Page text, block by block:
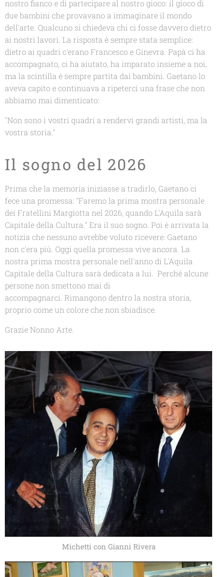
nostro fianco e di partecipare al nostro gioco: il gioco di
due bambini che provavano a immaginare il mondo
dell'arte. Qualcuno si chiedeva chi ci fosse davvero dietro
ai nostri lavori. La risposta è sempre stata semplice:
dietro ai quadri c'erano Francesco e Ginevra. Papà ci ha
accompagnato, ci ha aiutato, ha imparato insieme a noi,
ma la scintilla è sempre partita dai bambini. Gaetano lo
aveva capito e continuava a ripeterci una frase che non
abbiamo mai dimenticato:
"Non sono i vostri quadri a rendervi grandi artisti, ma la
vostra storia."
Il sogno del 2026
Prima che la memoria iniziasse a tradirlo, Gaetano ci
fece una promessa: "Faremo la prima mostra personale
dei Fratellini Margiotta nel 2026, quando L'Aquila sarà
Capitale della Cultura." Era il suo sogno. Poi è arrivata la
notizia che nessuno avrebbe voluto ricevere: Gaetano
non c'era più. Oggi quella promessa vive ancora. La
nostra prima mostra personale nell'anno di L'Aquila
Capitale della Cultura sarà dedicata a lui. Perché alcune
persone non smettono mai di
accompagnarci. Rimangono dentro la nostra storia,
proprio come un colore che non sbiadisce.
Grazie Nonno Arte.
Michetti con Gianni Rivera